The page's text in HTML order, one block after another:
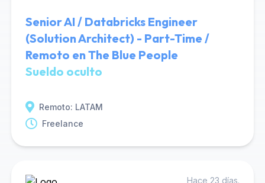
Senior AI / Databricks Engineer
(Solution Architect) - Part-Time /
Remoto en The Blue People
Sueldo oculto
Remoto: LATAM
Freelance
Hace 23 días.